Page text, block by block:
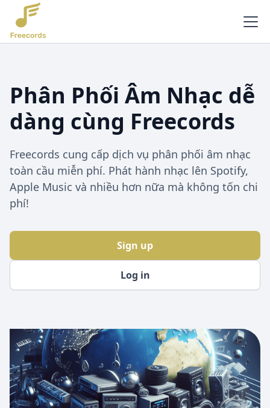
Phân Phối Âm Nhạc dễ
dàng cùng Freecords
Freecords cung cấp dịch vụ phân phối âm nhạc
toàn cầu miễn phí. Phát hành nhạc lên Spotify,
Apple Music và nhiều hơn nữa mà không tốn chi
phí!
Log in
Sign up